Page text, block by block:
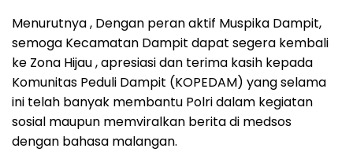
Menurutnya , Dengan peran aktif Muspika Dampit,
semoga Kecamatan Dampit dapat segera kembali
ke Zona Hijau , apresiasi dan terima kasih kepada
Komunitas Peduli Dampit (KOPEDAM) yang selama
ini telah banyak membantu Polri dalam kegiatan
sosial maupun memviralkan berita di medsos
dengan bahasa malangan.